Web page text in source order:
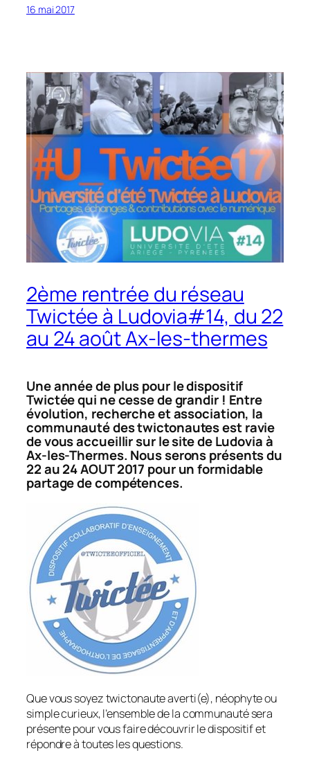
16 mai 2017
2ème rentrée du réseau
Twictée à Ludovia#14, du 22
au 24 août Ax-les-thermes
Une année de plus pour le dispositif
Twictée qui ne cesse de grandir ! Entre
évolution, recherche et association, la
communauté des twictonautes est ravie
de vous accueillir sur le site de Ludovia à
Ax-les-Thermes. Nous serons présents du
22 au 24 AOUT 2017 pour un formidable
partage de compétences.
Que vous soyez twictonaute averti(e), néophyte ou
simple curieux, l’ensemble de la communauté sera
présente pour vous faire découvrir le dispositif et
répondre à toutes les questions.